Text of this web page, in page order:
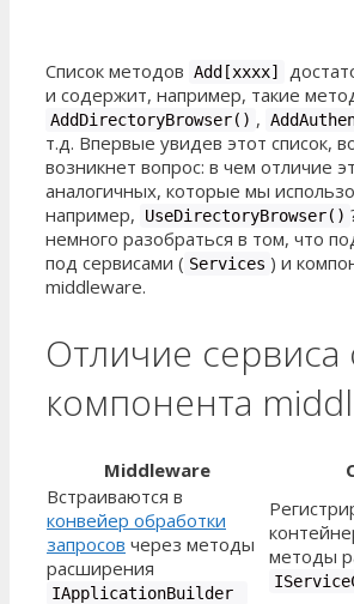
Список методов Add[xxxx]
и содержит, например, такие
AddDirectoryBrowser() ,
т.д. Впервые увидев этот список,
возникнет вопрос: в чем отличие
аналогичных, которые мы
например,
UseDirectoryBrowser()
немного разобраться в том, что
под сервисами ( Services ) и
middleware.
Отличие сервиса
компонента
Middleware
Встраиваются в
конвейер обработки
запросов через методы
расширения
IApplicationBuilder
методы